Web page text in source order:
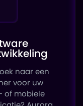
naar een
voor uw
of mobiele